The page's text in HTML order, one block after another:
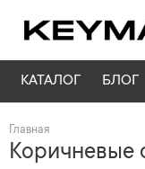
КАТАЛОГ БЛОГ
Главная
Коричневые